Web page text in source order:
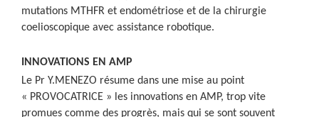
mutations MTHFR et endométriose et de la chirurgie
coelioscopique avec assistance robotique.
INNOVATIONS EN AMP
Le Pr Y.MENEZO résume dans une mise au point
« PROVOCATRICE » les innovations en AMP, trop vite
promues comme des progrès, mais qui se sont souvent